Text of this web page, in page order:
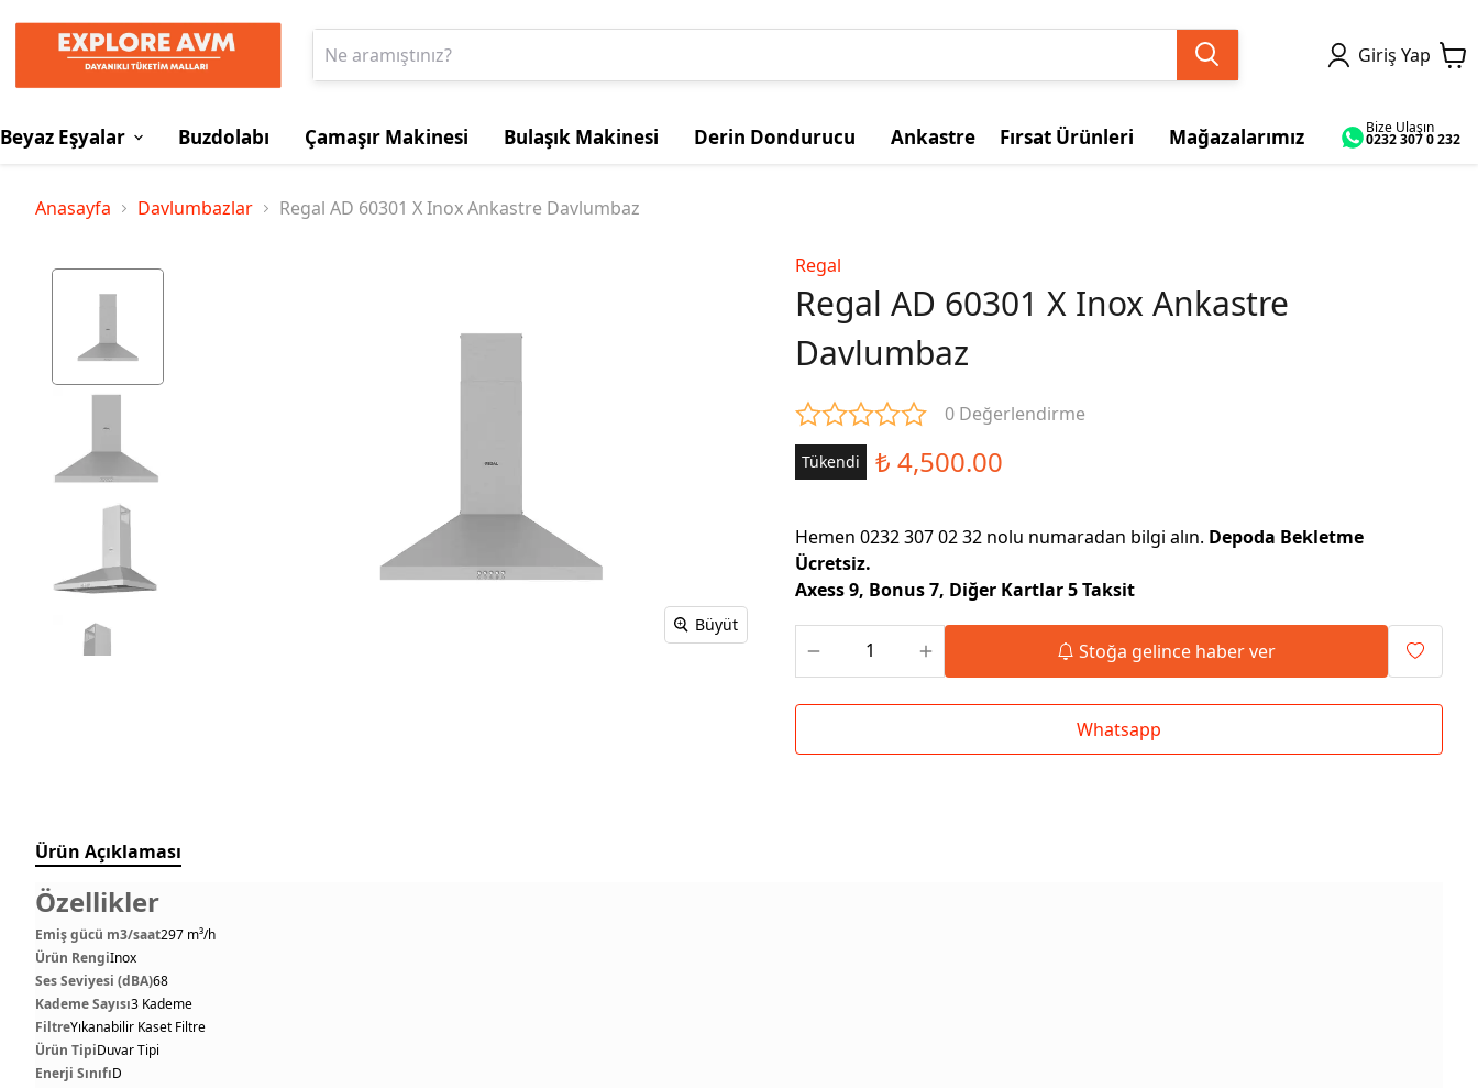
Giriş Yap
Beyaz Eşyalar Buzdolabı Çamaşır Makinesi Bulaşık Makinesi Derin Dondurucu Ankastre Fırsat Ürünleri Mağazalarımız Bize Ulaşın
0232 307 0 232
Anasayfa Davlumbazlar Regal AD 60301 X Inox Ankastre Davlumbaz
Büyüt
Regal
Regal AD 60301 X Inox Ankastre
Davlumbaz
0 Değerlendirme
Tükendi ₺ 4,500.00
Hemen 0232 307 02 32 nolu numaradan bilgi alın. Depoda Bekletme
Ücretsiz.
Axess 9, Bonus 7, Diğer Kartlar 5 Taksit
Stoğa gelince haber ver
Whatsapp
Ürün Açıklaması
Özellikler
Emiş gücü m3/saat297 m³/h
Ürün RengiInox
Ses Seviyesi (dBA)68
Kademe Sayısı3 Kademe
FiltreYıkanabilir Kaset Filtre
Ürün TipiDuvar Tipi
Enerji SınıfıD